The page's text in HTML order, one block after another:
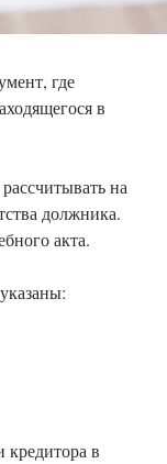
где
в
на
должника.
акта.
кредитора в